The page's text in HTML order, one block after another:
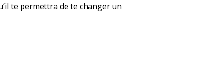
te permettra de te changer un